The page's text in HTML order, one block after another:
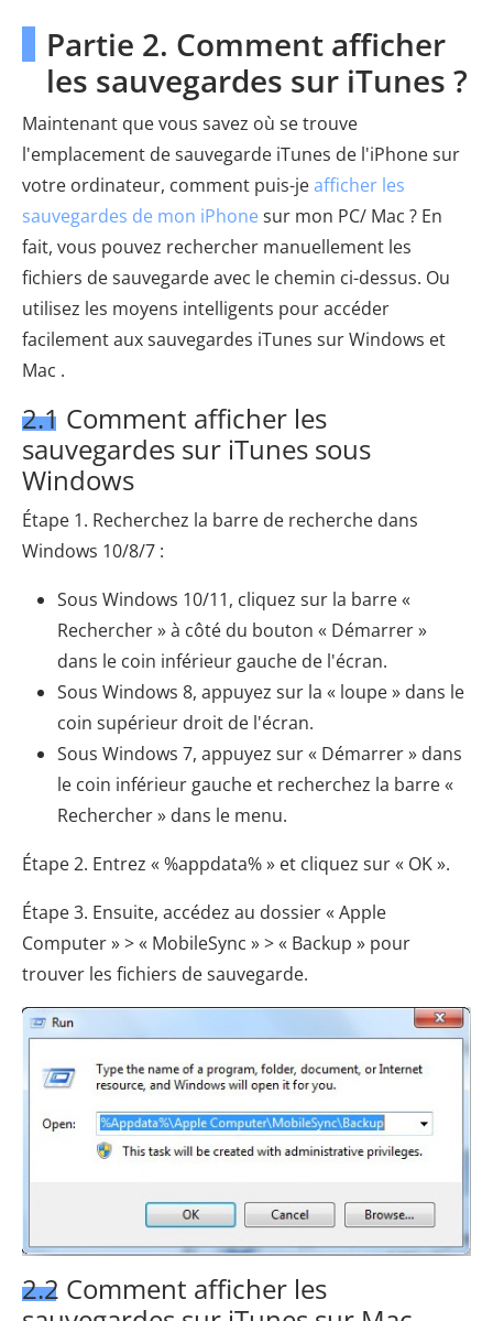
Partie 2. Comment afficher
les sauvegardes sur iTunes ?
Maintenant que vous savez où se trouve
l'emplacement de sauvegarde iTunes de l'iPhone sur
votre ordinateur, comment puis-jeafficher les
sauvegardes de mon iPhone sur mon PC/ Mac ? En
fait, vous pouvez rechercher manuellement les
fichiers de sauvegarde avec le chemin ci-dessus. Ou
utilisez les moyens intelligents pour accéder
facilement aux sauvegardes iTunes sur Windows et
Mac .
2.1 Comment afficher les
sauvegardes sur iTunes sous
Windows
Étape 1. Recherchez la barre de recherche dans
Windows 10/8/7 :
Sous Windows 10/11, cliquez sur la barre «
Rechercher » à côté du bouton « Démarrer »
dans le coin inférieur gauche de l'écran.
Sous Windows 8, appuyez sur la « loupe » dans le
coin supérieur droit de l'écran.
Sous Windows 7, appuyez sur « Démarrer » dans
le coin inférieur gauche et recherchez la barre «
Rechercher » dans le menu.
Étape 2. Entrez « %appdata% » et cliquez sur « OK ».
Étape 3. Ensuite, accédez au dossier « Apple
Computer » > « MobileSync » > « Backup » pour
trouver les fichiers de sauvegarde.
2.2 Comment afficher les